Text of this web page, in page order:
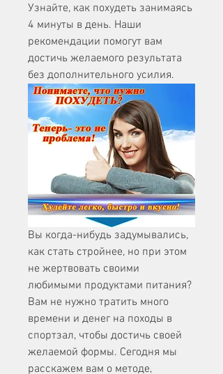
Узнайте, как похудеть занимаясь
4 минуты в день. Наши
рекомендации помогут вам
достичь желаемого результата
без дополнительного усилия.
Вы когда-нибудь задумывались,
как стать стройнее, но при этом
не жертвовать своими
любимыми продуктами питания?
Вам не нужно тратить много
времени и денег на походы в
спортзал, чтобы достичь своей
желаемой формы. Сегодня мы
расскажем вам о методе,